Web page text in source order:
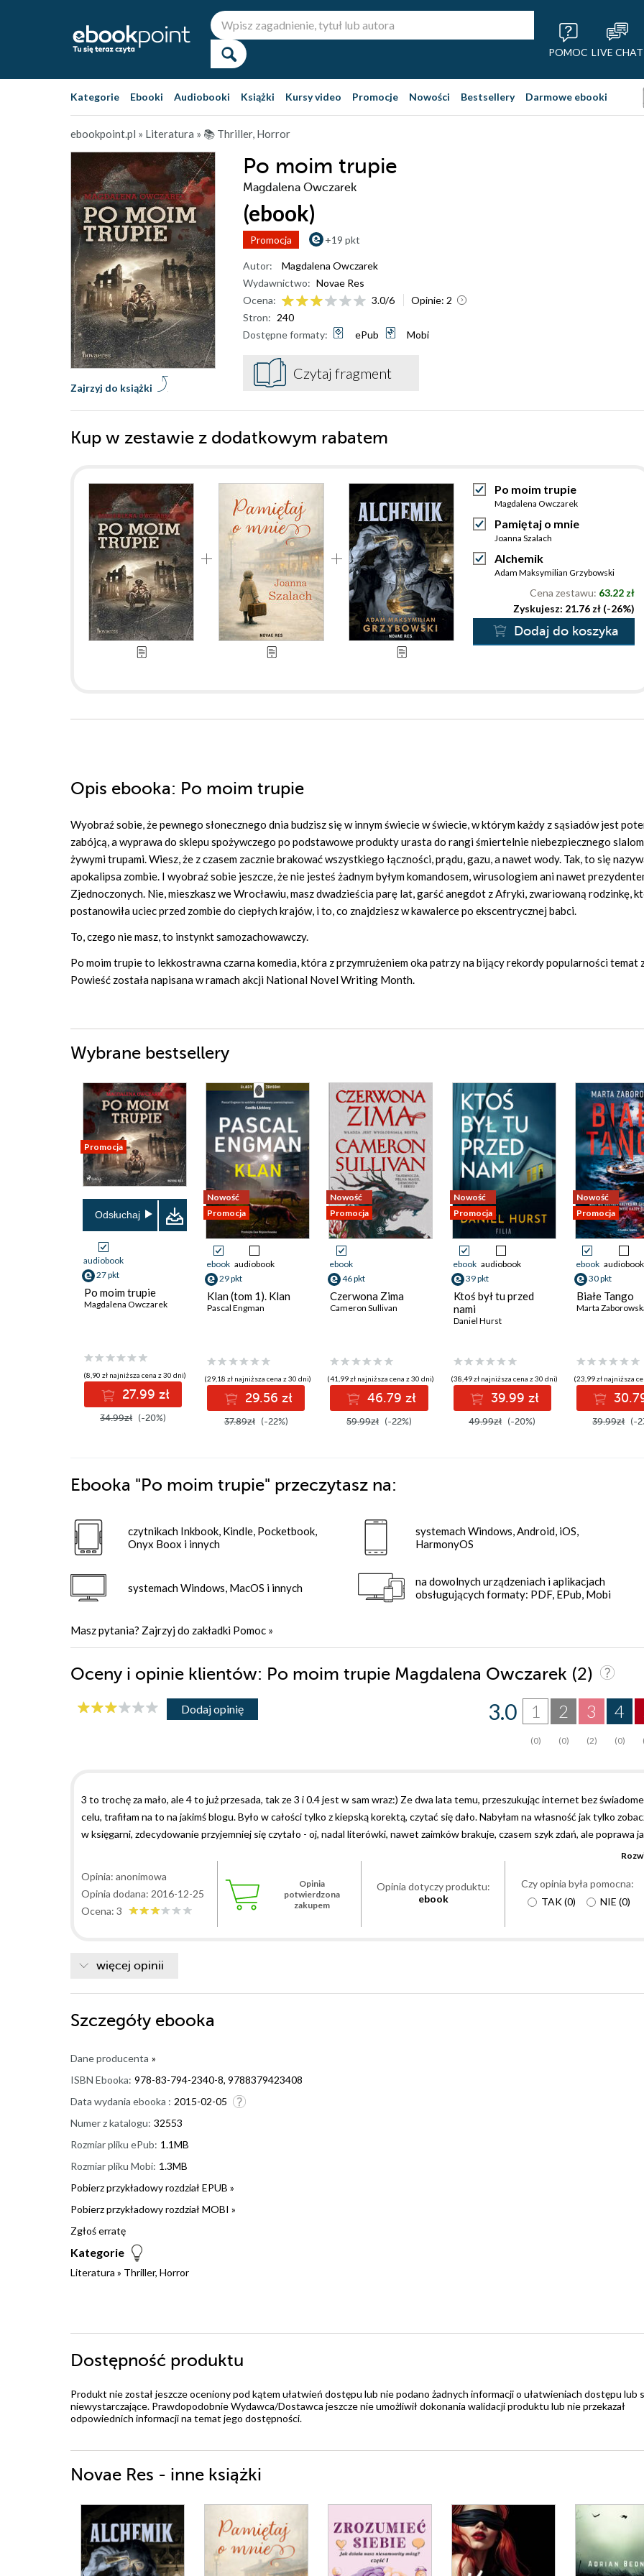
POMOC LIVE CHAT
Kategorie Ebooki Audiobooki Książki Kursy video Promocje Nowości Bestsellery Darmowe ebooki
ebookpoint.pl » Literatura » 📚 Thriller, Horror
Po moim trupie
Magdalena Owczarek
(ebook)
Promocja +19 pkt
Zajrzyj do książki
Autor:
Magdalena Owczarek
Wydawnictwo: Novae Res
Ocena:
3.0/6 Opinie: 2
Stron: 240
Dostępne formaty:
ePub Mobi
Czytaj fragment
Kup w zestawie z dodatkowym rabatem
Po moim trupie
Magdalena Owczarek
Pamiętaj o mnie
Joanna Szalach
Alchemik
Adam Maksymilian Grzybowski
Cena zestawu: 63.22 zł
Zyskujesz: 21.76 zł (-26%)
Dodaj do koszyka
Opis ebooka: Po moim trupie
Wyobraź sobie, że pewnego słonecznego dnia budzisz się w innym świecie w świecie, w którym każdy z sąsiadów jest
zabójcą, a wyprawa do sklepu spożywczego po podstawowe produkty urasta do rangi śmiertelnie niebezpiecznego
żywymi trupami. Wiesz, że z czasem zacznie brakować wszystkiego łączności, prądu, gazu, a nawet wody. Tak, to się
apokalipsa zombie. I wyobraź sobie jeszcze, że nie jesteś żadnym byłym komandosem, wirusologiem ani nawet
Zjednoczonych. Nie, mieszkasz we Wrocławiu, masz dwadzieścia parę lat, garść anegdot z Afryki, zwariowaną rodzinkę,
postanowiła uciec przed zombie do ciepłych krajów, i to, co znajdziesz w kawalerce po ekscentrycznej babci.
To, czego nie masz, to instynkt samozachowawczy.
Po moim trupie to lekkostrawna czarna komedia, która z przymrużeniem oka patrzy na bijący rekordy popularności temat
Powieść została napisana w ramach akcji National Novel Writing Month.
Wybrane bestsellery
Promocja
Odsłuchaj
audiobook
27 pkt
Po moim trupie
Magdalena Owczarek
(8,90 zł najniższa cena z 30 dni)
27.99 zł
34.99zł (-20%)
Nowość
Promocja
ebook audiobook
29 pkt
Klan (tom 1). Klan
Pascal Engman
(29,18 zł najniższa cena z 30 dni)
29.56 zł
37.89zł (-22%)
Nowość
Promocja
ebook
46 pkt
Czerwona Zima
Cameron Sullivan
(41,99 zł najniższa cena z 30 dni)
46.79 zł
59.99zł (-22%)
Nowość
Promocja
ebook audiobook
39 pkt
Ktoś był tu przed
nami
Daniel Hurst
(38,49 zł najniższa cena z 30 dni)
39.99 zł
49.99zł (-20%)
Nowość
Promocja
ebook audiobook
30 pkt
Białe Tango
Marta
(23,99 zł najniższa
39.99zł (-
Ebooka "Po moim trupie" przeczytasz na:
czytnikach Inkbook, Kindle, Pocketbook,
Onyx Boox i innych
systemach Windows, MacOS i innych
systemach Windows, Android, iOS,
HarmonyOS
na dowolnych urządzeniach i aplikacjach
obsługujących formaty: PDF, EPub, Mobi
Masz pytania? Zajrzyj do zakładki Pomoc »
Oceny i opinie klientów: Po moim trupie Magdalena Owczarek (2)
Dodaj opinię 4
(0)
3
(2)
2
(0)
1
(0)
3.0
3 to trochę za mało, ale 4 to już przesada, tak ze 3 i 0.4 jest w sam wraz:) Ze dwa lata temu, przeszukując internet bez
celu, trafiłam na to na jakimś blogu. Było w całości tylko z kiepską korektą, czytać się dało. Nabyłam na własność jak tylko
w księgarni, zdecydowanie przyjemniej się czytało - oj, nadal literówki, nawet zaimków brakuje, czasem szyk zdań, ale poprawa
zdecydowana. Mimo, że zakończenie trochę na siłę doczepione i za optymistyczne (moje zdanie), fajna lekturka wpisująca się w
Opinia: anonimowa
Opinia dodana: 2016-12-25
Ocena: 3
Opinia
potwierdzona
zakupem
Opinia dotyczy produktu:
ebook
Czy opinia była pomocna:
TAK(0) NIE (0)
więcej opinii
Szczegóły ebooka
Dane producenta »
ISBN Ebooka: 978-83-794-2340-8, 9788379423408
Data wydania ebooka : 2015-02-05
Numer z katalogu: 32553
Rozmiar pliku ePub: 1.1MB
Rozmiar pliku Mobi: 1.3MB
Pobierz przykładowy rozdział EPUB »
Pobierz przykładowy rozdział MOBI »
Zgłoś erratę
Kategorie
Literatura » Thriller, Horror
Dostępność produktu
Produkt nie został jeszcze oceniony pod kątem ułatwień dostępu lub nie podano żadnych informacji o ułatwieniach dostępu lub
niewystarczające. Prawdopodobnie Wydawca/Dostawca jeszcze nie umożliwił dokonania walidacji produktu lub nie przekazał
odpowiednich informacji na temat jego dostępności.
Novae Res - inne książki